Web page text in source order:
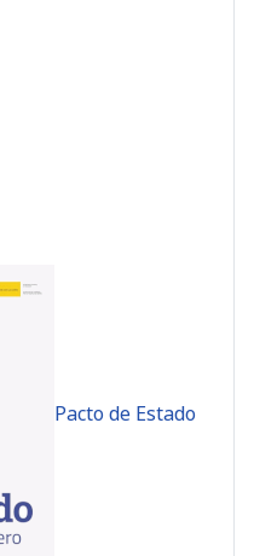
Pacto de Estado